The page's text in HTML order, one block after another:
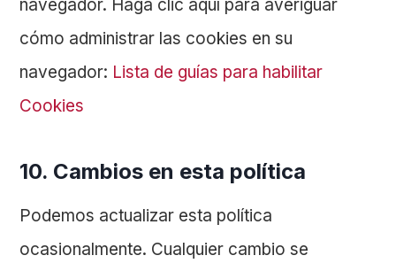
navegador. Haga clic aquí para averiguar
cómo administrar las cookies en su
navegador: Lista de guías para habilitar
Cookies
10. Cambios en esta política
Podemos actualizar esta política
ocasionalmente. Cualquier cambio se